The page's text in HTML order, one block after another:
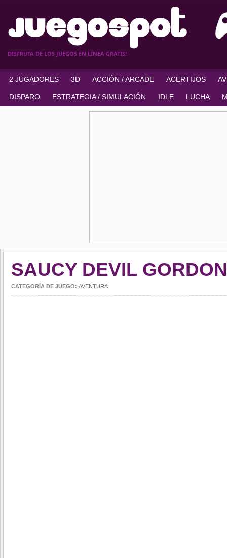
DISFRUTA DE LOS JUEGOS EN LÍNEA GRATIS!
2 JUGADORES 3D ACCIÓN / ARCADE ACERTIJOS
DISPARO ESTRATEGIA / SIMULACIÓN IDLE LUCHA
SAUCY DEVIL
CATEGORÍA DE JUEGO: AVENTURA